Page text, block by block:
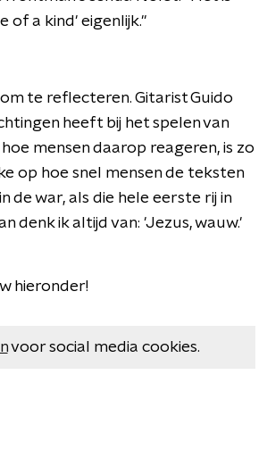
of a kind' eigenlijk."
te reflecteren. Gitarist Guido
heeft bij het spelen van
mensen daarop reageren, is zo
op hoe snel mensen de teksten
de war, als die hele eerste rij in
denk ik altijd van: 'Jezus, wauw.'
hieronder!
voor social media cookies.